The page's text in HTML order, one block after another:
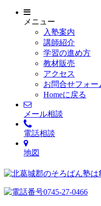
メニュー
入塾案内
講師紹介
学習の進め方
教材販売
アクセス
お問合せフォー
Homeに戻る
メール相談
電話相談
地図